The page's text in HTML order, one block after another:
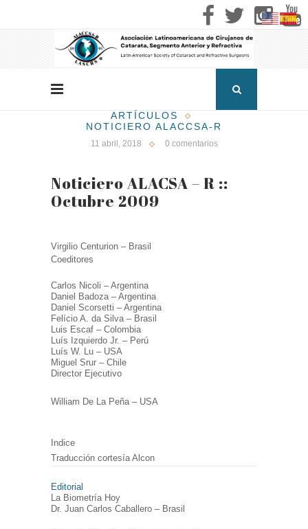
ARTÍCULOS
NOTICIERO ALACCSA-R
11 abril, 2018 0 comentarios
Noticiero ALACSA – R ::
Octubre 2009
Virgilio Centurion – Brasil
Coeditores
Carlos Nicoli – Argentina
Daniel Badoza – Argentina
Daniel Scorsetti – Argentina
Felício A. da Silva – Brasil
Luis Escaf – Colombia
Luís Izquierdo Jr. – Perú
Luís W. Lu – USA
Miguel Srur – Chile
Director Ejecutivo
William De La Peña – USA
Indice
Traducción cortesía Alcon
Editorial
La Biometría Hoy
Dr. Juan Carlos Caballero – Brasil